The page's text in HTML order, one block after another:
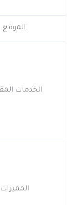
الموقع
الخدمات
المميزات